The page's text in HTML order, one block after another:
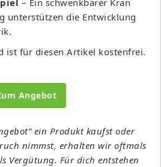
unterstützen die Entwicklung
ist für diesen Artikel kostenfrei.
Angebot
ein Produkt kaufst oder
nimmst, erhalten wir oftmals
Vergütung. Für dich entstehen